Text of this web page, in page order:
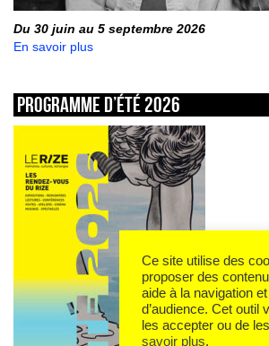
Du 30 juin au 5 septembre 2026
En savoir plus
Programme d’été 2026
Ce site utilise des
proposer des
aide à la navigation
d’audience. Cet outil
les accepter ou de
savoir plus.